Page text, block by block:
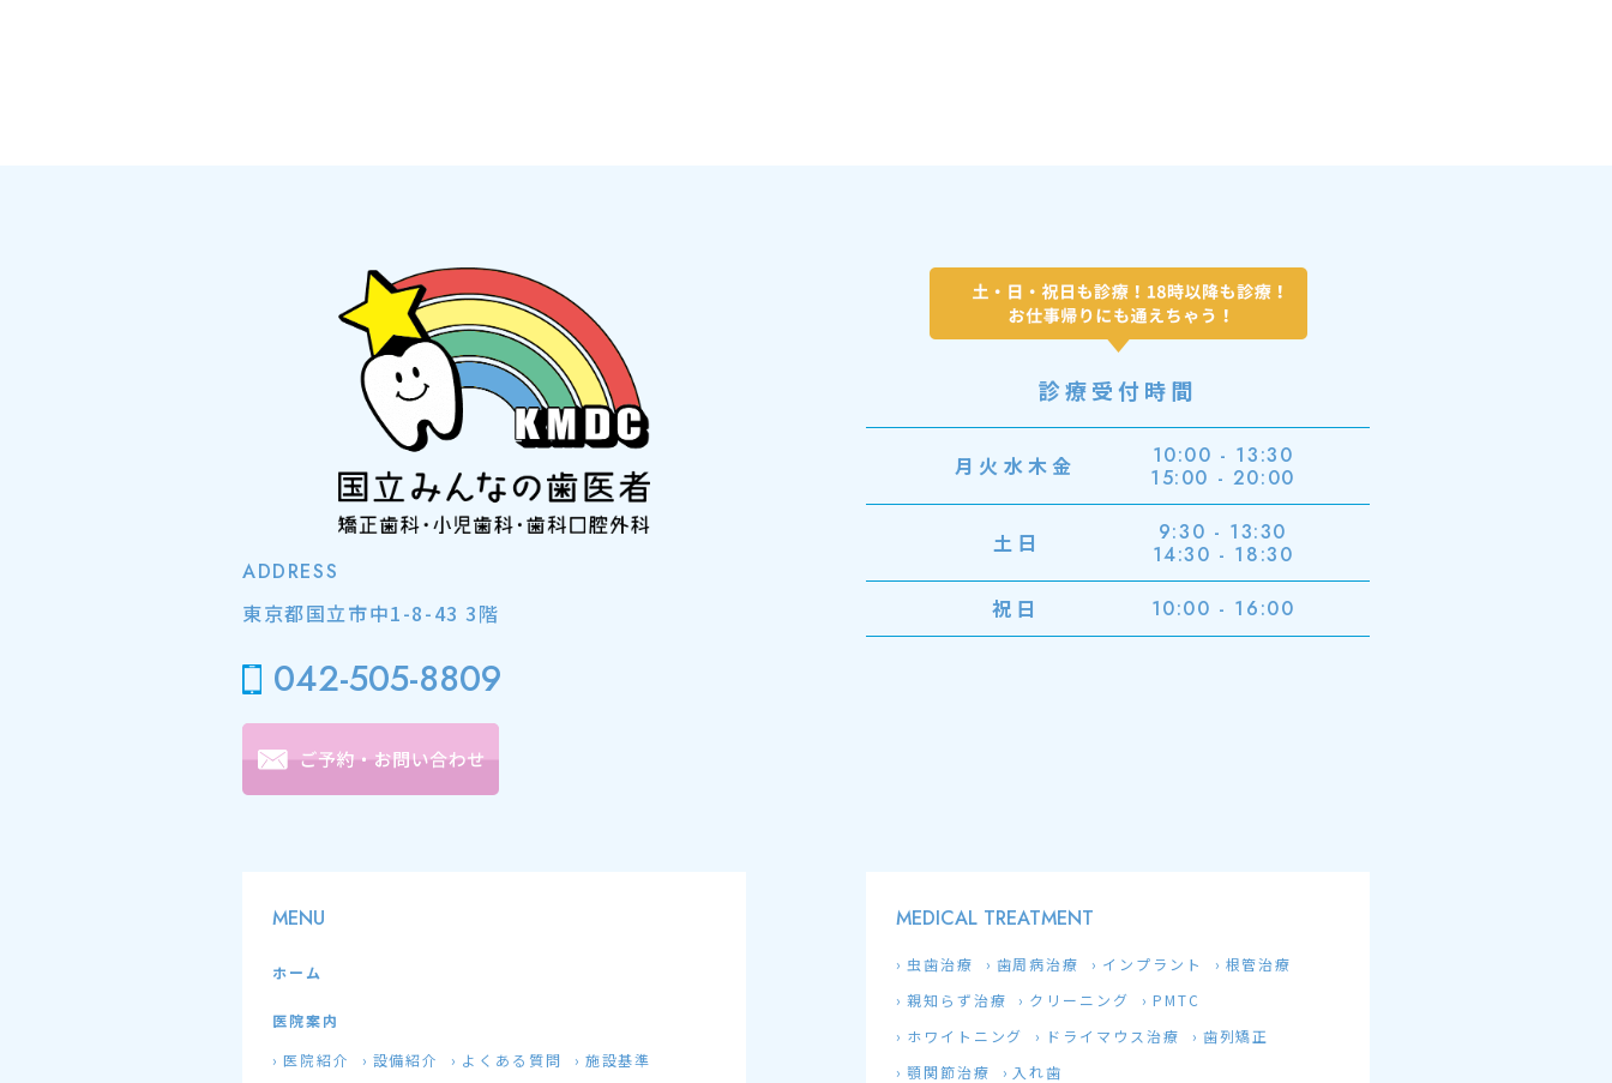
ADDRESS
東京都国立市中1-8-43 3階
042-505-8809
診療受付時間
月火水木金
10:00 - 13:30
15:00 - 20:00
土日
9:30 - 13:30
14:30 - 18:30
祝日 10:00 - 16:00
MENU
ホーム
医院案内
医院紹介
設備紹介 よくある質問 施設基準
MEDICAL TREATMENT
虫歯治療 歯周病治療 インプラント
根管治療
親知らず治療
クリーニング
PMTC
ホワイトニング
ドライマウス治療
歯列矯正
顎関節治療
入れ歯